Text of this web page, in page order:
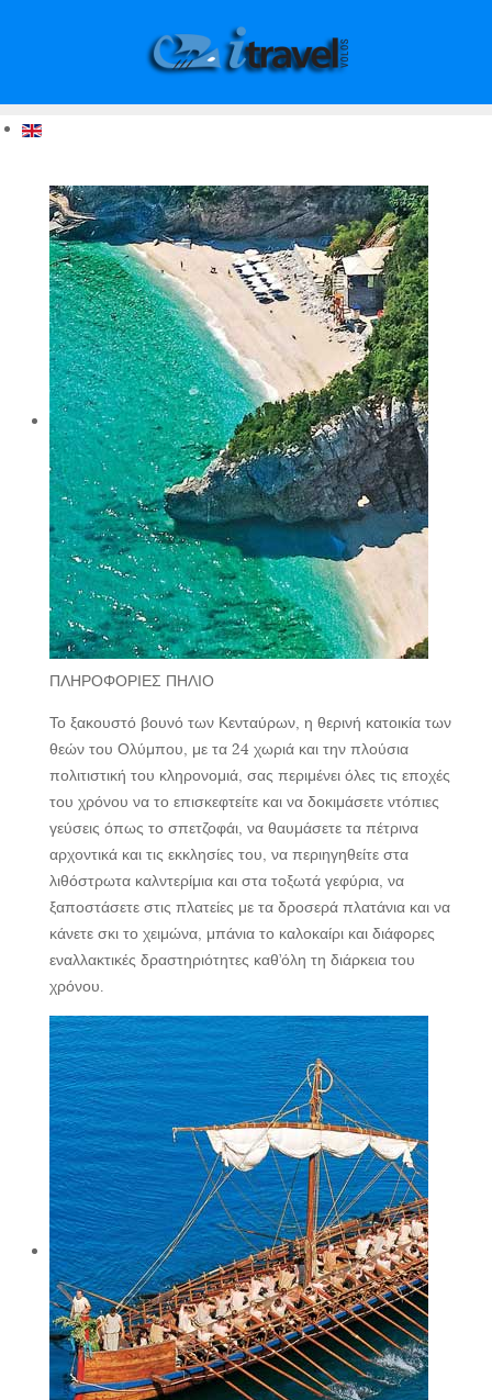
ΠΛΗΡΟΦΟΡΙΕΣ ΠΗΛΙΟ
Το ξακουστό βουνό των Κενταύρων, η θερινή κατοικία των
θεών του Ολύμπου, με τα 24 χωριά και την πλούσια
πολιτιστική του κληρονομιά, σας περιμένει όλες τις εποχές
του χρόνου να το επισκεφτείτε και να δοκιμάσετε ντόπιες
γεύσεις όπως το σπετζοφάι, να θαυμάσετε τα πέτρινα
αρχοντικά και τις εκκλησίες του, να περιηγηθείτε στα
λιθόστρωτα καλντερίμια και στα τοξωτά γεφύρια, να
ξαποστάσετε στις πλατείες με τα δροσερά πλατάνια και να
κάνετε σκι το χειμώνα, μπάνια το καλοκαίρι και διάφορες
εναλλακτικές δραστηριότητες καθ’όλη τη διάρκεια του
χρόνου.